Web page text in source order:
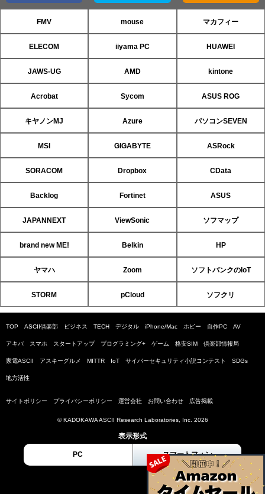
FMV mouse マカフィー
ELECOM iiyama PC HUAWEI
JAWS-UG AMD kintone
Acrobat Sycom ASUS ROG
キヤノンMJ Azure パソコンSEVEN
MSI GIGABYTE ASRock
SORACOM Dropbox CData
Backlog Fortinet ASUS
JAPANNEXT ViewSonic ソフマップ
brand new ME! Belkin HP
ヤマハ Zoom ソフトバンクのIoT
STORM pCloud ソフクリ
TOP ASCII倶楽部 ビジネス TECH デジタル iPhone/Mac ホビー 自作PC AV
アキバ スマホ スタートアップ プログラミング+ ゲーム 格安SIM 倶楽部情報局
家電ASCII アスキーグルメ MITTR IoT サイバーセキュリティ小説コンテスト SDGs
地方活性
サイトポリシー プライバシーポリシー 運営会社 お問い合わせ 広告掲載
© KADOKAWA ASCII Research Laboratories, Inc. 2026
表示形式
PC スマートフォン